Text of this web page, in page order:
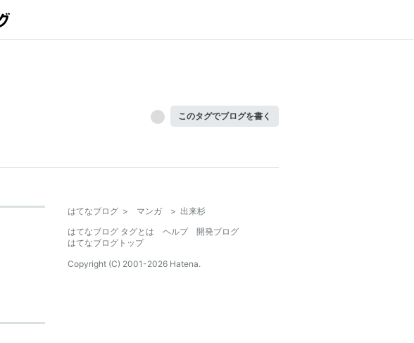
このタグでブログを書く
はてなブログ > マンガ > 出来杉
はてなブログ タグとは
ヘルプ
開発ブログ
はてなブログトップ
Copyright (C) 2001-2026 Hatena.